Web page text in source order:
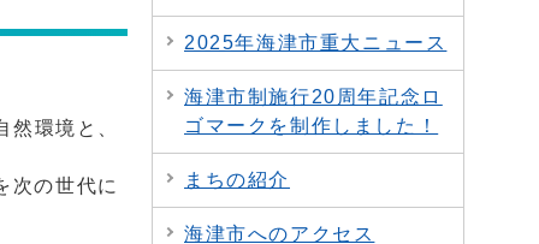
環境と、
次の世代に
2025年海津市重大ニュース
海津市制施行20周年記念ロ
ゴマークを制作しました！
まちの紹介
海津市へのアクセス